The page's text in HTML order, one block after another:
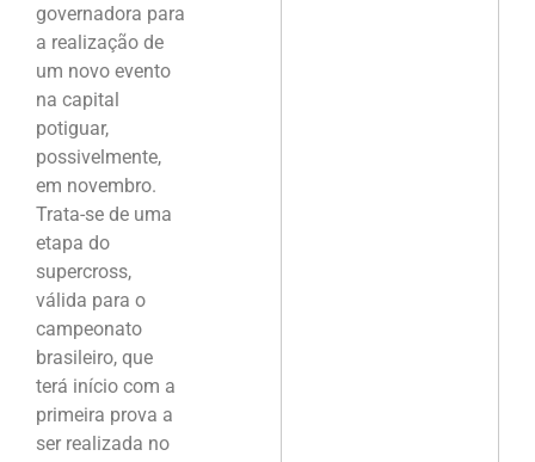
governadora para
a realização de
um novo evento
na capital
potiguar,
possivelmente,
em novembro.
Trata-se de uma
etapa do
supercross,
válida para o
campeonato
brasileiro, que
terá início com a
primeira prova a
ser realizada no